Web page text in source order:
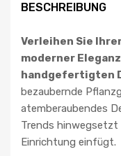
BESCHREIBUNG
Verleihen Sie
moderner
handgefertigten
bezaubernde
atemberaubendes
Trends hinwegsetzt
Einrichtung einfügt.